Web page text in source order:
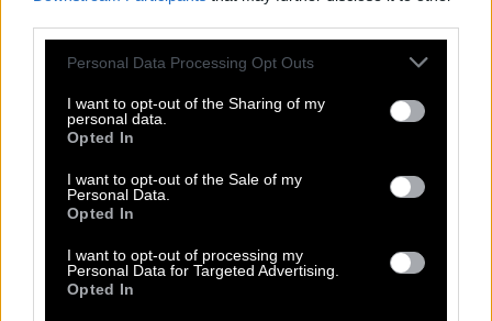
Personal Data Processing Opt Outs
I want to opt-out of the Sharing of my
personal data.
Opted In
I want to opt-out of the Sale of my
Personal Data.
Opted In
I want to opt-out of processing my
Personal Data for Targeted Advertising.
Opted In
Geburtshelferkröten tragen ihre mit sich herum:
Gespräch mit einem Telefon
N R U
F
Altägyptischer König
A M S E
S